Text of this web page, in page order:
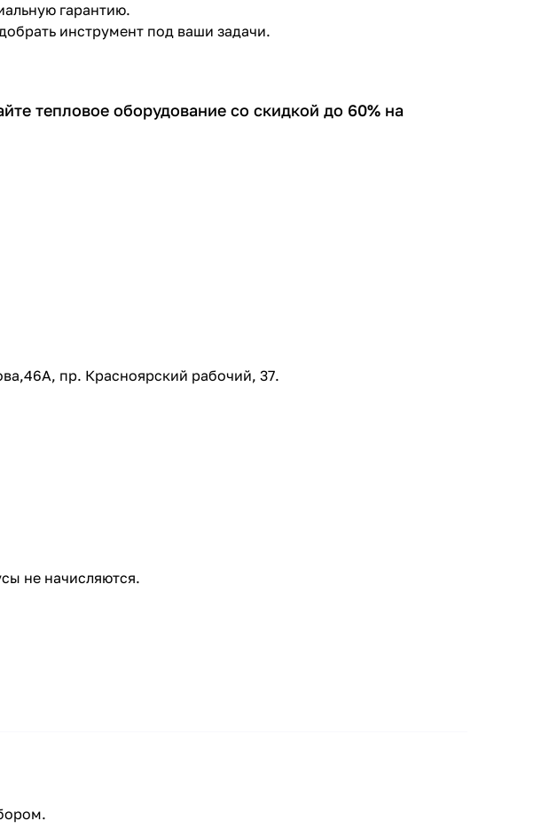
гарантию.
инструмент под ваши задачи.
тепловое оборудование со скидкой до 60% на
пр. Красноярский рабочий, 37.
не начисляются.